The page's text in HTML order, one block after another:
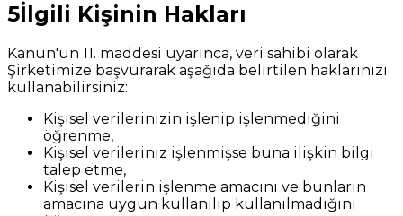
5İlgili Kişinin Hakları
Kanun'un 11. maddesi uyarınca, veri sahibi olarak
Şirketimize başvurarak aşağıda belirtilen haklarınızı
kullanabilirsiniz:
Kişisel verilerinizin işlenip işlenmediğini
öğrenme,
Kişisel verileriniz işlenmişse buna ilişkin bilgi
talep etme,
Kişisel verilerin işlenme amacını ve bunların
amacına uygun kullanılıp kullanılmadığını